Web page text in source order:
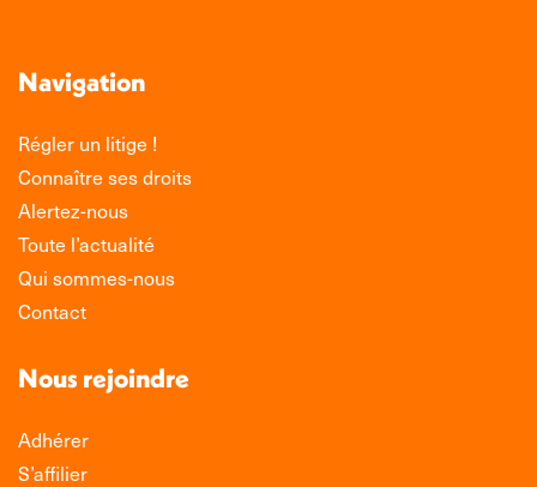
Navigation
Régler un litige !
Connaître ses droits
Alertez-nous
Toute l’actualité
Qui sommes-nous
Contact
Nous rejoindre
Adhérer
S’affilier